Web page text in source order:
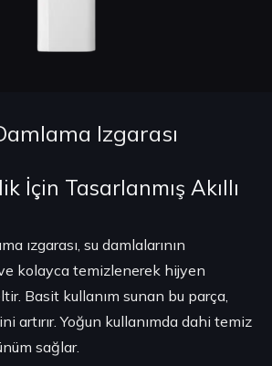
Izgarası
İçin Tasarlanmış Akıllı
ızgarası, su damlalarının
kolayca temizlenerek hijyen
Basit kullanım sunan bu parça,
artırır. Yoğun kullanımda dahi temiz
sağlar.